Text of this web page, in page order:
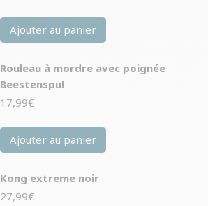
Ajouter au panier
Rouleau à mordre avec poignée
Beestenspul
17,99€
Ajouter au panier
Kong extreme noir
27,99€